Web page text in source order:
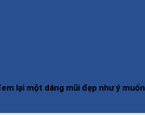
lại một dáng mũi đẹp như ý